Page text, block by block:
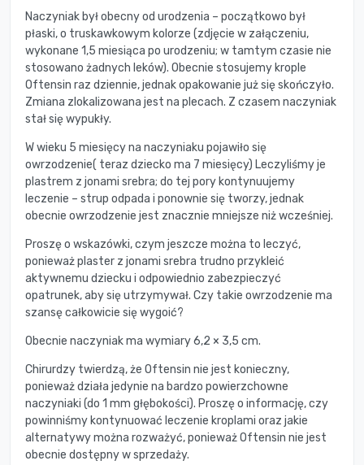
Naczyniak był obecny od urodzenia – początkowo był
płaski, o truskawkowym kolorze (zdjęcie w załączeniu,
wykonane 1,5 miesiąca po urodzeniu; w tamtym czasie nie
stosowano żadnych leków). Obecnie stosujemy krople
Oftensin raz dziennie, jednak opakowanie już się skończyło.
Zmiana zlokalizowana jest na plecach. Z czasem naczyniak
stał się wypukły.
W wieku 5 miesięcy na naczyniaku pojawiło się
owrzodzenie( teraz dziecko ma 7 miesięcy) Leczyliśmy je
plastrem z jonami srebra; do tej pory kontynuujemy
leczenie – strup odpada i ponownie się tworzy, jednak
obecnie owrzodzenie jest znacznie mniejsze niż wcześniej.
Proszę o wskazówki, czym jeszcze można to leczyć,
ponieważ plaster z jonami srebra trudno przykleić
aktywnemu dziecku i odpowiednio zabezpieczyć
opatrunek, aby się utrzymywał. Czy takie owrzodzenie ma
szansę całkowicie się wygoić?
Obecnie naczyniak ma wymiary 6,2 × 3,5 cm.
Chirurdzy twierdzą, że Oftensin nie jest konieczny,
ponieważ działa jedynie na bardzo powierzchowne
naczyniaki (do 1 mm głębokości). Proszę o informację, czy
powinniśmy kontynuować leczenie kroplami oraz jakie
alternatywy można rozważyć, ponieważ Oftensin nie jest
obecnie dostępny w sprzedaży.